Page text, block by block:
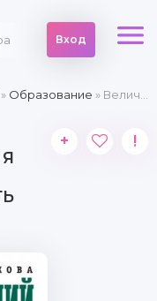
Вход
Образование » Величайший блеф. Как я научилась быть внимательной, владеть собой и побеждать
+ !